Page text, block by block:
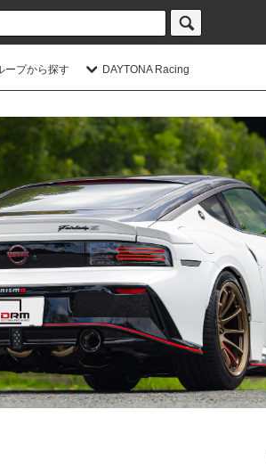
ープから探す DAYTONA Racing